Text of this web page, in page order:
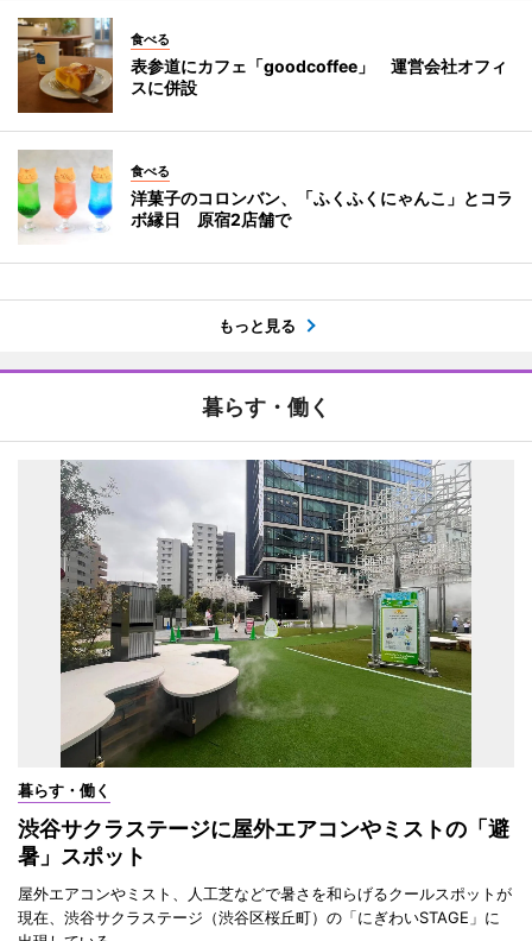
食べる
表参道にカフェ「goodcoffee」 運営会社オフィ
スに併設
食べる
洋菓子のコロンバン、「ふくふくにゃんこ」とコラ
ボ縁日 原宿2店舗で
もっと見る
暮らす・働く
暮らす・働く
渋谷サクラステージに屋外エアコンやミストの「避
暑」スポット
屋外エアコンやミスト、人工芝などで暑さを和らげるクールスポットが
現在、渋谷サクラステージ（渋谷区桜丘町）の「にぎわいSTAGE」に